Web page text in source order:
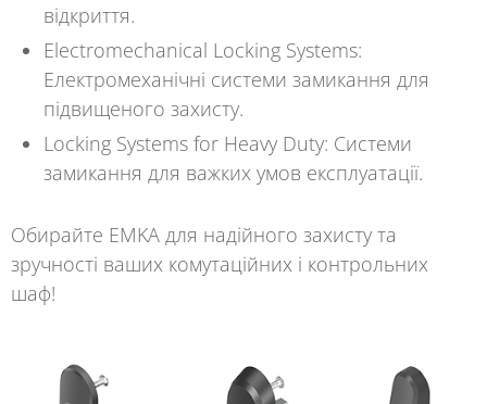
відкриття.
Electromechanical Locking Systems:
Електромеханічні системи замикання для
підвищеного захисту.
Locking Systems for Heavy Duty: Системи
замикання для важких умов експлуатації.
Обирайте EMKA для надійного захисту та
зручності ваших комутаційних і контрольних
шаф!